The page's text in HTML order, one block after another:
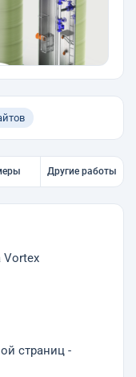
Другие работы
Vortex
страниц -